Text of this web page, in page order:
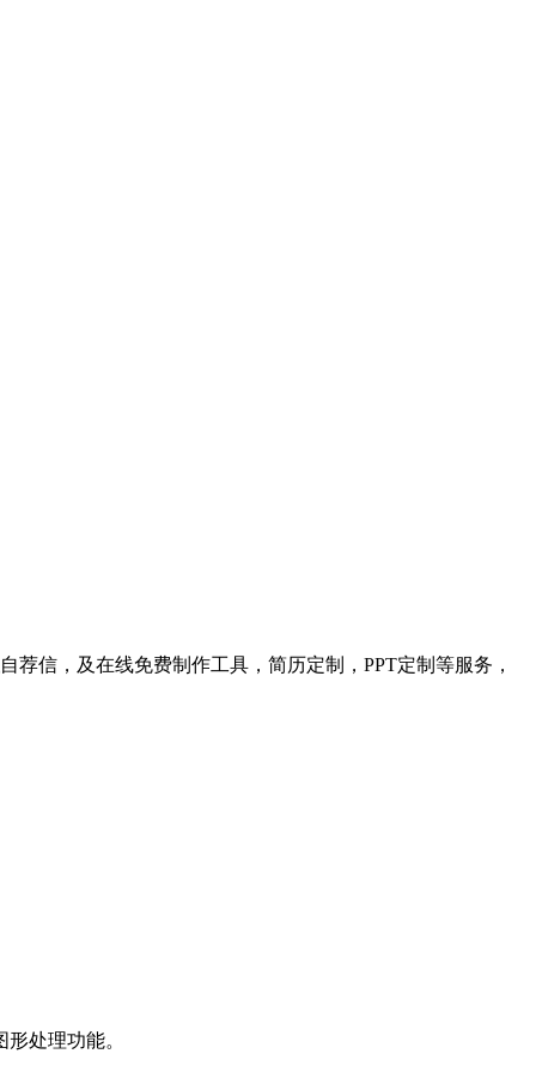
信，及在线免费制作工具，简历定制，PPT定制等服务，
处理功能。